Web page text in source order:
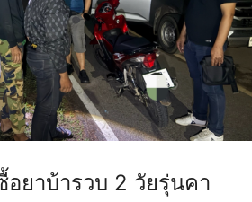
ยาบ้ารวบ 2 วัยรุ่นคา